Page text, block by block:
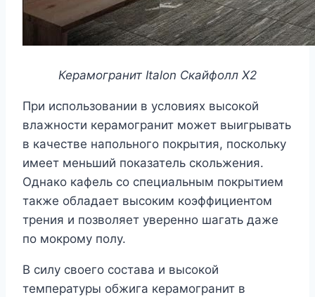
Керамогранит Italon Скайфолл Х2
При использовании в условиях высокой
влажности керамогранит может выигрывать
в качестве напольного покрытия, поскольку
имеет меньший показатель скольжения.
Однако кафель со специальным покрытием
также обладает высоким коэффициентом
трения и позволяет уверенно шагать даже
по мокрому полу.
В силу своего состава и высокой
температуры обжига керамогранит в